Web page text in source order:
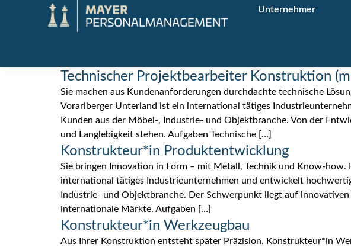
Unternehmer
Technischer Projektbearbeiter Konstruktion
Sie machen aus Kundenanforderungen durchdachte technische
Vorarlberger Unterland ist ein international tätiges
Kunden aus der Möbel-, Industrie- und Objektbranche. Von der
und Langlebigkeit stehen. Aufgaben Technische […]
Konstrukteur*in Produktentwicklung
Sie bringen Innovation in Form – mit Metall, Technik und Know-
international tätiges Industrieunternehmen und entwickelt
Industrie- und Objektbranche. Der Schwerpunkt liegt auf
internationale Märkte. Aufgaben […]
Konstrukteur*in Werkzeugbau
Aus Ihrer Konstruktion entsteht später Präzision. Konstrukteur*in